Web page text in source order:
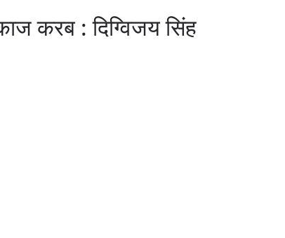
करब : दिग्विजय सिंह